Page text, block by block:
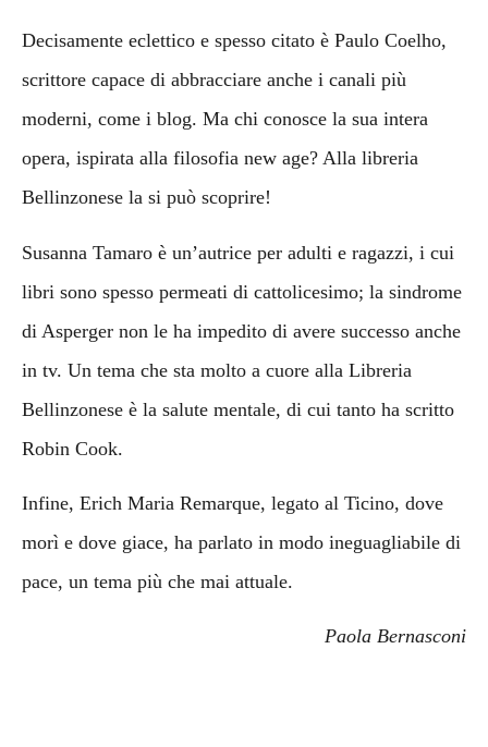
Decisamente eclettico e spesso citato è Paulo Coelho,
scrittore capace di abbracciare anche i canali più
moderni, come i blog. Ma chi conosce la sua intera
opera, ispirata alla filosofia new age? Alla libreria
Bellinzonese la si può scoprire!
Susanna Tamaro è un’autrice per adulti e ragazzi, i cui
libri sono spesso permeati di cattolicesimo; la sindrome
di Asperger non le ha impedito di avere successo anche
in tv. Un tema che sta molto a cuore alla Libreria
Bellinzonese è la salute mentale, di cui tanto ha scritto
Robin Cook.
Infine, Erich Maria Remarque, legato al Ticino, dove
morì e dove giace, ha parlato in modo ineguagliabile di
pace, un tema più che mai attuale.
Paola Bernasconi